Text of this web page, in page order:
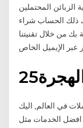
المحتملين
ذلك الحساب شراء
بك من خلال تقنيتنا
في العالم, اليك
افضل الخدمات مثل